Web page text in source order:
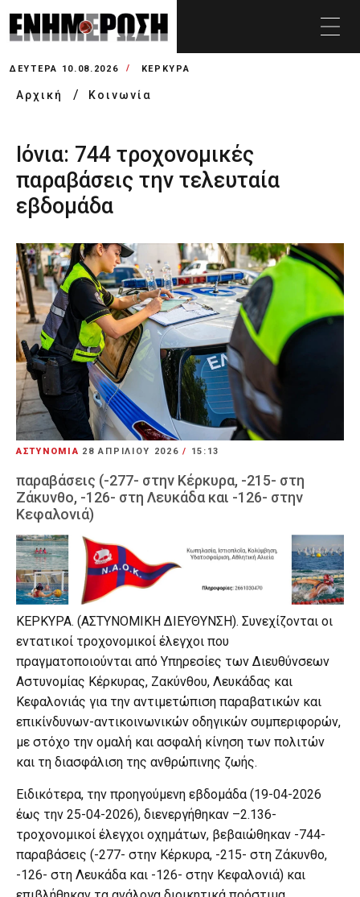
ΔΕΥΤΈΡΑ 10.08.2026 ΚΕΡΚΥΡΑ
Αρχική Κοινωνία
Ιόνια: 744 τροχονομικές
παραβάσεις την τελευταία
εβδομάδα
ΑΣΤΥΝΟΜΙΑ 28 ΑΠΡΙΛΊΟΥ 2026/ 15:13
παραβάσεις (-277- στην Κέρκυρα, -215- στη
Ζάκυνθο, -126- στη Λευκάδα και -126- στην
Κεφαλονιά)
ΚΕΡΚΥΡΑ. (ΑΣΤΥΝΟΜΙΚΗ ΔΙΕΥΘΥΝΣΗ). Συνεχίζονται οι
εντατικοί τροχονομικοί έλεγχοι που
πραγματοποιούνται από Υπηρεσίες των Διευθύνσεων
Αστυνομίας Κέρκυρας, Ζακύνθου, Λευκάδας και
Κεφαλονιάς για την αντιμετώπιση παραβατικών και
επικίνδυνων-αντικοινωνικών οδηγικών συμπεριφορών,
με στόχο την ομαλή και ασφαλή κίνηση των πολιτών
και τη διασφάλιση της ανθρώπινης ζωής.
Ειδικότερα, την προηγούμενη εβδομάδα (19-04-2026
έως την 25-04-2026), διενεργήθηκαν –2.136-
τροχονομικοί έλεγχοι οχημάτων, βεβαιώθηκαν -744-
παραβάσεις (-277- στην Κέρκυρα, -215- στη Ζάκυνθο,
-126- στη Λευκάδα και -126- στην Κεφαλονιά) και